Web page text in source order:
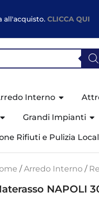
all'acquisto.CLICCA QUI
Interno
Grandi Impianti
Rifiuti e Pulizia
/Arredo Interno /
NAPOLI